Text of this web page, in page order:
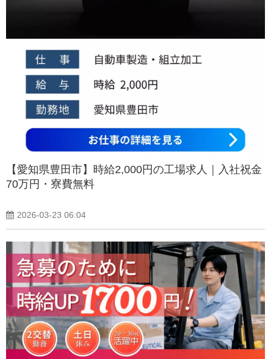
【愛知県豊田市】時給2,000円の工場求人｜入社祝金
70万円・寮費無料
2026-03-23 06:04